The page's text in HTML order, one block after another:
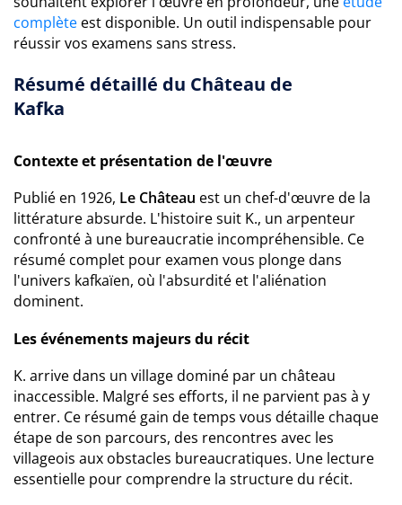
complète est disponible. Un outil indispensable pour
réussir vos examens sans stress.
Résumé détaillé du Château de
Kafka
Contexte et présentation de l'œuvre
Publié en 1926, Le Château est un chef-d'œuvre de la
littérature absurde. L'histoire suit K., un arpenteur
confronté à une bureaucratie incompréhensible. Ce
résumé complet pour examen vous plonge dans
l'univers kafkaïen, où l'absurdité et l'aliénation
dominent.
Les événements majeurs du récit
K. arrive dans un village dominé par un château
inaccessible. Malgré ses efforts, il ne parvient pas à y
entrer. Ce résumé gain de temps vous détaille chaque
étape de son parcours, des rencontres avec les
villageois aux obstacles bureaucratiques. Une lecture
essentielle pour comprendre la structure du récit.